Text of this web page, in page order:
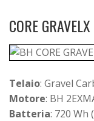
CORE
Telaio: Gravel
Motore: BH
Batteria: 720 Wh